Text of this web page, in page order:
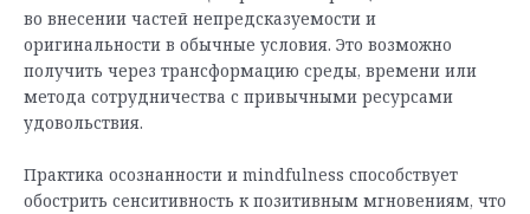
во внесении частей непредсказуемости и
оригинальности в обычные условия. Это возможно
получить через трансформацию среды, времени или
метода сотрудничества с привычными ресурсами
удовольствия.
Практика осознанности и mindfulness способствует
обострить сенситивность к позитивным мгновениям, что